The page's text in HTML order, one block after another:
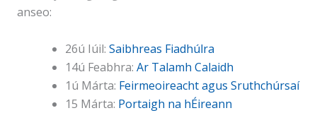
anseo:
26ú Iúil: Saibhreas Fiadhúlra
14ú Feabhra: Ar Talamh Calaidh
1ú Márta: Feirmeoireacht agus Sruthchúrsaí
15 Márta: Portaigh na hÉireann